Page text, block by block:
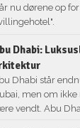
nu dørene op
Dhabi:
Dhabi står
men om
vendt. Abu